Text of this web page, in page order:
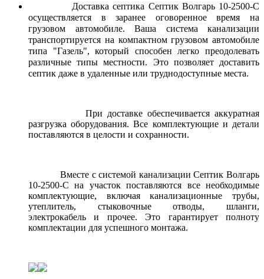
Доставка септика Септик Волгарь 10-2500-С
осуществляется в заранее оговоренное время на
грузовом автомобиле. Ваша система канализации
транспортируется на компактном грузовом автомобиле
типа "Газель", который способен легко преодолевать
различные типы местности. Это позволяет доставить
септик даже в удаленные или труднодоступные места.
При доставке обеспечивается аккуратная
разгрузка оборудования. Все комплектующие и детали
поставляются в целости и сохранности.
Вместе с системой канализации Септик Волгарь
10-2500-С на участок поставляются все необходимые
комплектующие, включая канализационные трубы,
утеплитель, стыковочные отводы, шланги,
электрокабель и прочее. Это гарантирует полноту
комплектации для успешного монтажа.